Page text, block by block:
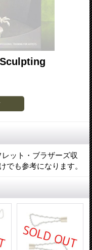
ット・ブラザーズ収
でも参考になります。